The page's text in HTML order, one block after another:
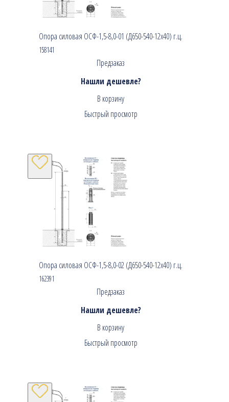
Опора силовая ОСФ-1,5-8,0-01 (Д650-540-12х40) г.ц.
158141
Предзаказ
Нашли дешевле?
В корзину
Быстрый просмотр
Опора силовая ОСФ-1,5-8,0-02 (Д650-540-12х40) г.ц.
162391
Предзаказ
Нашли дешевле?
В корзину
Быстрый просмотр